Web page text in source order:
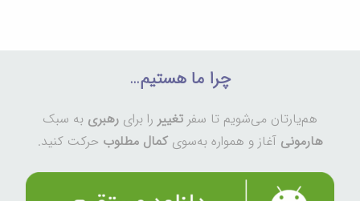
چرا ما هستیم…
هم‌یارتان می‌شویم تا سفر تغییر را برای رهبری به سبک
هارمونی آغاز و همواره به‌سوی کمال مطلوب حرکت کنید.